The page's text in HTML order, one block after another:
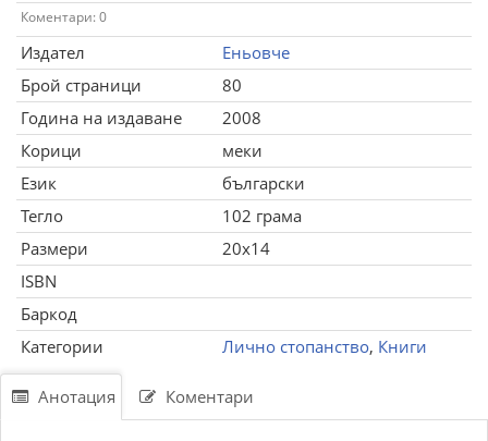
Коментари: 0
Издател
Еньовче
Брой страници
80
Година на издаване
2008
Корици
меки
Език
български
Тегло
102 грама
Размери
20x14
ISBN
Баркод
Категории
Лично стопанство, Книги
Анотация Коментари